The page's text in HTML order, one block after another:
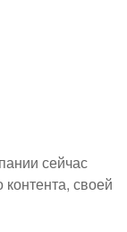
сейчас
своей